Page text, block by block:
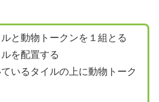
と動物トークンを１組とる
を配置する
いるタイルの上に動物トーク